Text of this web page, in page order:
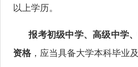
以上学历。
报考初级中学、高级中学
资格，应当具备大学本科毕业及